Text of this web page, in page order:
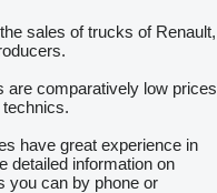
sales of trucks of Renault,
are comparatively low prices
have great experience in
detailed information on
you can by phone or